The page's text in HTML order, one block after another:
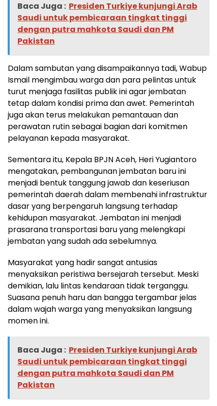
Baca Juga : Presiden Turkiye kunjungi Arab
Saudi untuk pembicaraan tingkat tinggi
dengan putra mahkota Saudi dan PM
Pakistan
Dalam sambutan yang disampaikannya tadi, Wabup
Ismail mengimbau warga dan para pelintas untuk
turut menjaga fasilitas publik ini agar jembatan
tetap dalam kondisi prima dan awet. Pemerintah
juga akan terus melakukan pemantauan dan
perawatan rutin sebagai bagian dari komitmen
pelayanan kepada masyarakat.
Sementara itu, Kepala BPJN Aceh, Heri Yugiantoro
mengatakan, pembangunan jembatan baru ini
menjadi bentuk tanggung jawab dan keseriusan
pemerintah daerah dalam membenahi infrastruktur
dasar yang berpengaruh langsung terhadap
kehidupan masyarakat. Jembatan ini menjadi
prasarana transportasi baru yang melengkapi
jembatan yang sudah ada sebelumnya.
Masyarakat yang hadir sangat antusias
menyaksikan peristiwa bersejarah tersebut. Meski
demikian, lalu lintas kendaraan tidak terganggu.
Suasana penuh haru dan bangga tergambar jelas
dalam wajah warga yang menyaksikan langsung
momen ini.
Baca Juga : Presiden Turkiye kunjungi Arab
Saudi untuk pembicaraan tingkat tinggi
dengan putra mahkota Saudi dan PM
Pakistan